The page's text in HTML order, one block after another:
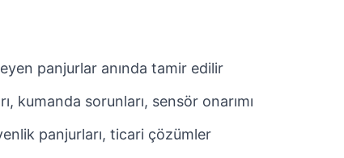
panjurlar anında tamir edilir
kumanda sorunları, sensör onarımı
panjurları, ticari çözümler